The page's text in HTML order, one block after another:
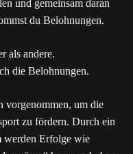
und gemeinsam daran
du Belohnungen.
als andere.
die Belohnungen.
vorgenommen, um die
zu fördern. Durch ein
werden Erfolge wie